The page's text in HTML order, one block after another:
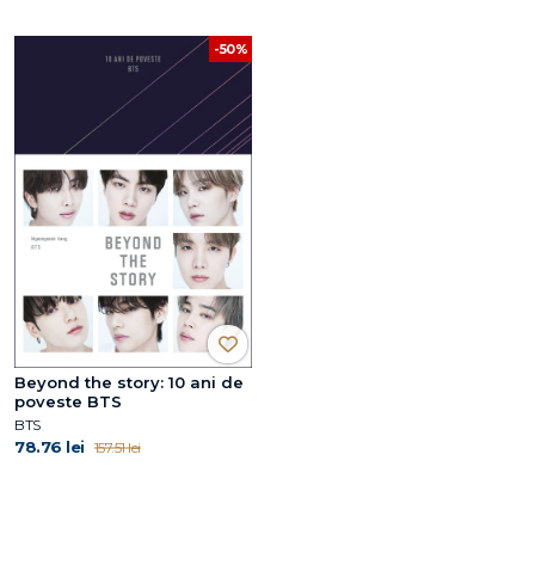
-50%
Beyond the story: 10 ani de
poveste BTS
BTS
78.76 lei 157.51 lei